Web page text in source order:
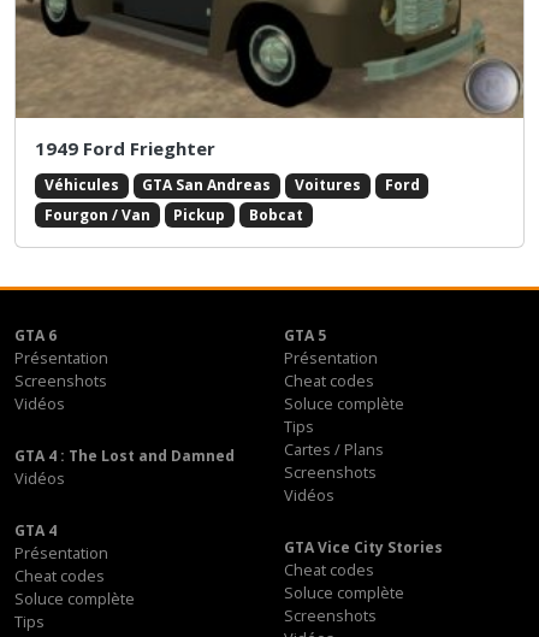
1949 Ford Frieghter
Véhicules GTA San Andreas Voitures
Ford
Fourgon / Van
Pickup Bobcat
GTA 6
Présentation
Screenshots
Vidéos
GTA 5
Présentation
Cheat codes
Soluce complète
Tips
Cartes / Plans
Screenshots
Vidéos
GTA 4 : The Lost and Damned
Vidéos
GTA 4
Présentation
Cheat codes
Soluce complète
Tips
GTA Vice City Stories
Cheat codes
Soluce complète
Screenshots